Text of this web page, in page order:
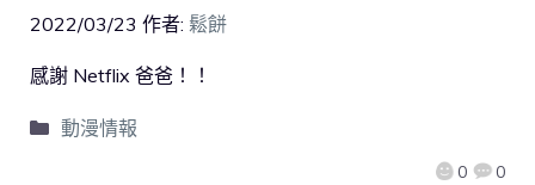
2022/03/23 作者: 鬆餅
0 0
感謝 Netflix 爸爸！！
動漫情報